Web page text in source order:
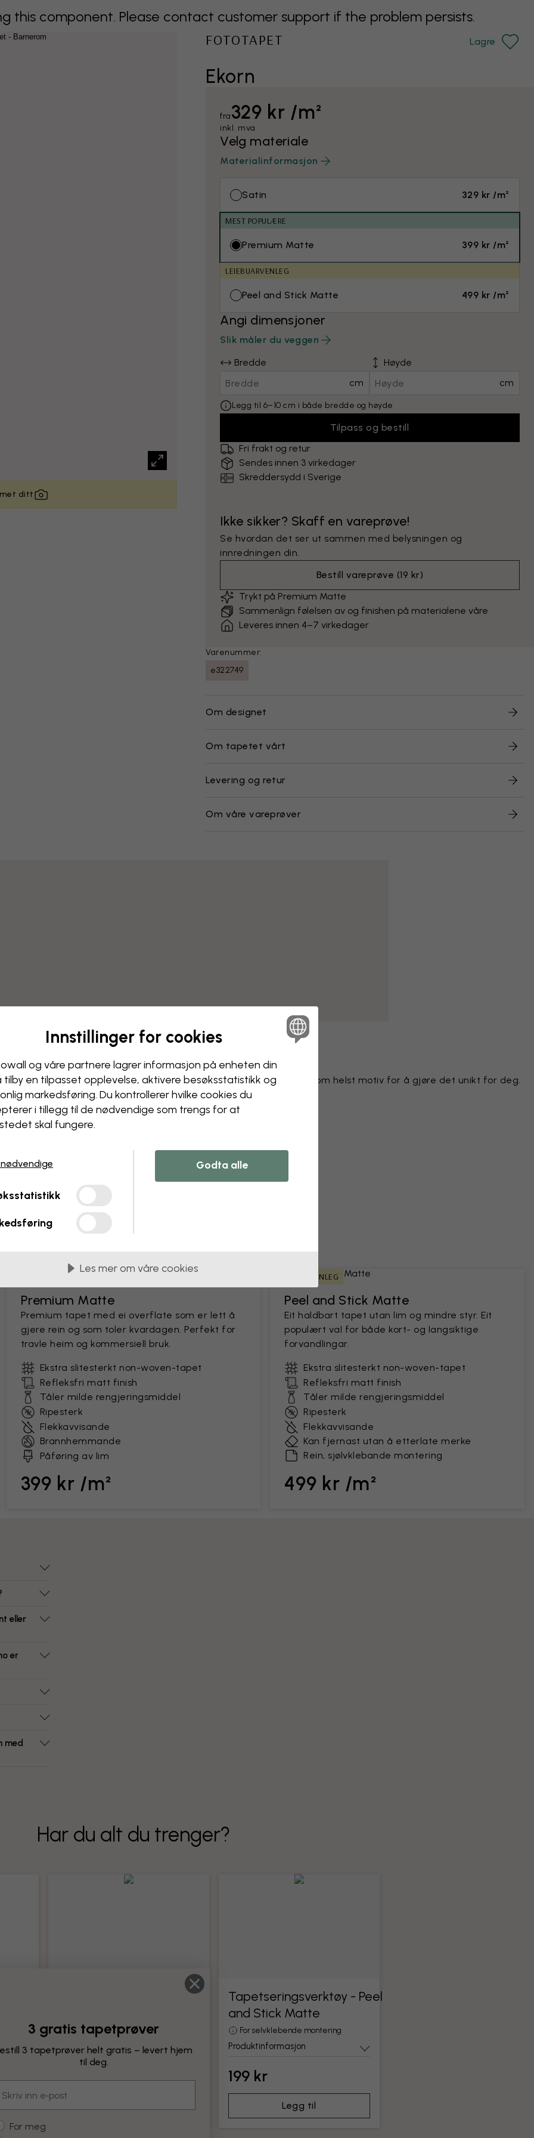
this component. Please contact customer support if the problem persists.
ditt
Ekorn
FOTOTAPET Lagre
fra329 kr /m²
inkl. mva
Velg materiale
Materialinformasjon
Satin 329 kr /m²
MEST POPULÆRE
Premium Matte 399 kr /m²
LEIEBUARVENLEG
Peel and Stick Matte 499 kr /m²
Angi dimensjoner
Slik måler du veggen
Bredde
cm
Høyde
cm
Legg til 6–10 cm i både bredde og høyde
Tilpass og bestill
Fri frakt og retur
Sendes innen 3 virkedager
Skreddersydd i Sverige
Ikke sikker? Skaff en vareprøve!
Se hvordan det ser ut sammen med belysningen og
innredningen din.
Bestill vareprøve (19 kr)
Trykt på Premium Matte
Sammenlign følelsen av og finishen på materialene våre
Leveres innen 4–7 virkedager
Varenummer:
e322749
Om designet
Om tapetet vårt
Levering og retur
Om våre vareprøver
Endre tapetet ditt
Designteamet vårt kan justere hvilket som helst motiv for å gjøre det unikt for deg.
Endre størrelse eller farger
Legg til eller fjern et objekt
Be om endringer
MEST POPULÆRE
Premium Matte
Premium tapet med ei overflate som er lett å
gjere rein og som toler kvardagen. Perfekt for
travle heim og kommersiell bruk.
Ekstra slitesterkt non-woven-tapet
Refleksfri matt finish
Tåler milde rengjeringsmiddel
Ripesterk
Flekkavvisande
Brannhemmande
Påføring av lim
399 kr /m²
LEIEBUARVENLEG
Peel and Stick Matte
Eit haldbart tapet utan lim og mindre styr. Eit
populært val for både kort- og langsiktige
forvandlingar.
Ekstra slitesterkt non-woven-tapet
Refleksfri matt finish
Tåler milde rengjeringsmiddel
Ripesterk
Flekkavvisande
Kan fjernast utan å etterlate merke
Rein, sjølvklebande montering
499 kr /m²
eller
er
med
Har du alt du trenger?
Produktinformasjon
199 kr
Tapetseringsverktøy - Peel
and Stick Matte
For selvklebende montering
Produktinformasjon
199 kr
Legg til
Innstillinger for cookies
og våre partnere lagrer informasjon på enheten din
tilby en tilpasset opplevelse, aktivere besøks­statistikk og
markedsføring. Du kontrollerer hvilke cookies du
i tillegg til de nødvendige som trengs for at
skal fungere.
Godta alle
Les mer om våre cookies
3 gratis tapetprøver
3 tapetprøver helt gratis – levert hjem
til deg.
type
For meg